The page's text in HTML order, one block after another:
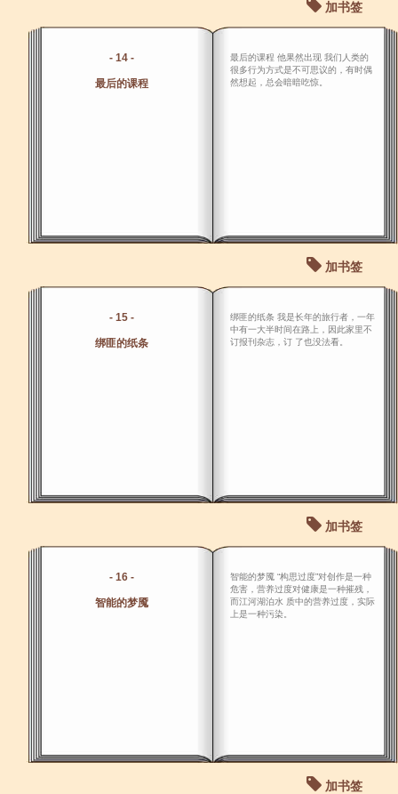
加书签
- 14 -
最后的课程
最后的课程 他果然出现 我们人类的
很多行为方式是不可思议的，有时偶
然想起，总会暗暗吃惊。
加书签
- 15 -
绑匪的纸条
绑匪的纸条 我是长年的旅行者，一年
中有一大半时间在路上，因此家里不
订报刊杂志，订 了也没法看。
加书签
- 16 -
智能的梦魇
智能的梦魇 “构思过度”对创作是一种
危害，营养过度对健康是一种摧残，
而江河湖泊水 质中的营养过度，实际
上是一种污染。
加书签